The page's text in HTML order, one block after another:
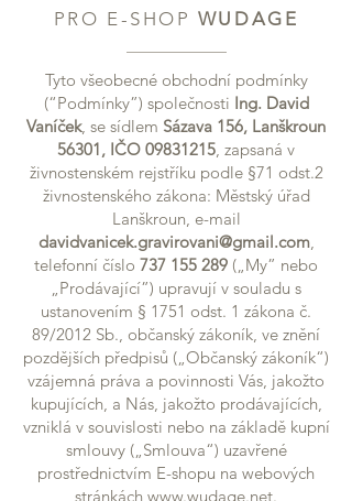
PRO E-SHOP WUDAGE
Tyto všeobecné obchodní podmínky
(“Podmínky”) společnosti Ing. David
Vaníček, se sídlem Sázava 156, Lanškroun
56301, IČO 09831215, zapsaná v
živnostenském rejstříku podle §71 odst.2
živnostenského zákona: Městský úřad
Lanškroun, e-mail
davidvanicek.gravirovani@gmail.com,
telefonní číslo 737 155 289 („My” nebo
„Prodávající”) upravují v souladu s
ustanovením § 1751 odst. 1 zákona č.
89/2012 Sb., občanský zákoník, ve znění
pozdějších předpisů („Občanský zákoník“)
vzájemná práva a povinnosti Vás, jakožto
kupujících, a Nás, jakožto prodávajících,
vzniklá v souvislosti nebo na základě kupní
smlouvy („Smlouva“) uzavřené
prostřednictvím E-shopu na webových
stránkách www.wudage.net.